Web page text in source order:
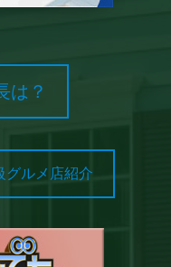
は？
グルメ店紹介